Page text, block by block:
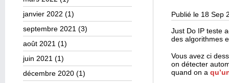
janvier 2022 (1)
septembre 2021 (3)
août 2021 (1)
juin 2021 (1)
décembre 2020 (1)
Publié le 18 Sep
Just Do IP teste
des algorithmes
Vous avez ci
on détecter
quand on a